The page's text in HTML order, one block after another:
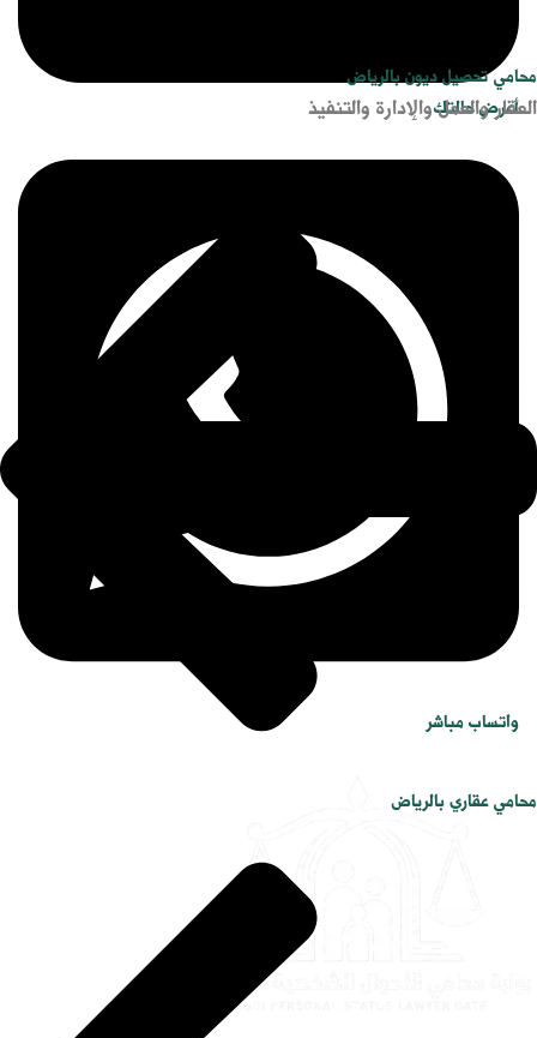
محامي تحصيل ديون بالرياض
العقار والعمل والإدارة والتنفيذ
محامي عقاري بالرياض
أعرض حالتك
واتساب مباشر